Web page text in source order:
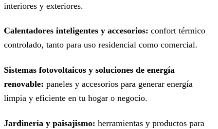
interiores y exteriores.
Calentadores inteligentes y accesorios: confort térmico
controlado, tanto para uso residencial como comercial.
Sistemas fotovoltaicos y soluciones de energía
renovable: paneles y accesorios para generar energía
limpia y eficiente en tu hogar o negocio.
Jardinería y paisajismo: herramientas y productos para